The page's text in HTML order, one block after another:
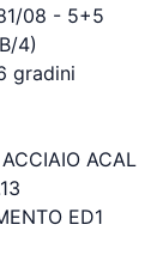
08 - 5+5
4)
gradini
ACAL
ED1